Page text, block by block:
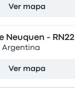
Ver mapa
Neuquen - RN22
Argentina
Ver mapa